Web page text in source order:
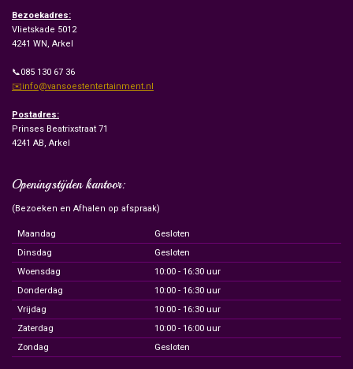
Bezoekadres:
Vlietskade 5012
4241 WN, Arkel
📞085 130 67 36
✉️info@vansoestentertainment.nl
Postadres:
Prinses Beatrixstraat 71
4241 AB, Arkel
Openingstijden kantoor:
(Bezoeken en Afhalen op afspraak)
Maandag
Gesloten
Dinsdag
Gesloten
Woensdag
10:00 - 16:30 uur
Donderdag
10:00 - 16:30 uur
Vrijdag
10:00 - 16:30 uur
Zaterdag
10:00 - 16:00 uur
Zondag
Gesloten